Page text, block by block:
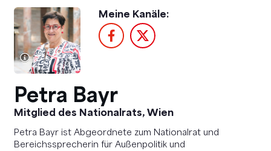
Meine Kanäle:
Petra Bayr
Mitglied des Nationalrats, Wien
Petra Bayr ist Abgeordnete zum Nationalrat und
Bereichssprecherin für Außenpolitik und